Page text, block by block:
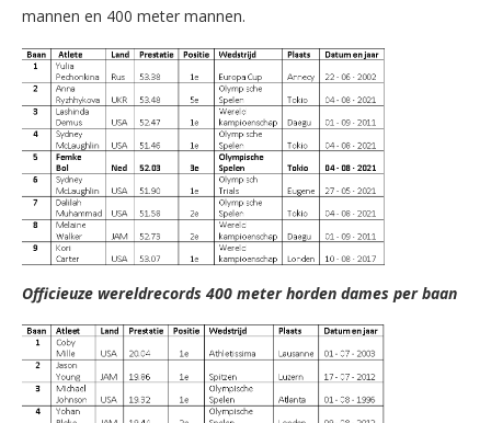
mannen en 400 meter mannen.
Officieuze wereldrecords 400 meter horden dames per baan